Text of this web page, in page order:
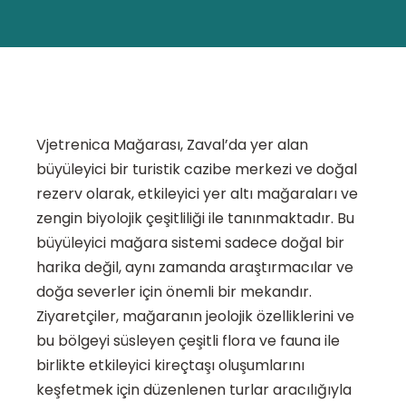
Vjetrenica Mağarası, Zaval’da yer alan
büyüleyici bir turistik cazibe merkezi ve doğal
rezerv olarak, etkileyici yer altı mağaraları ve
zengin biyolojik çeşitliliği ile tanınmaktadır. Bu
büyüleyici mağara sistemi sadece doğal bir
harika değil, aynı zamanda araştırmacılar ve
doğa severler için önemli bir mekandır.
Ziyaretçiler, mağaranın jeolojik özelliklerini ve
bu bölgeyi süsleyen çeşitli flora ve fauna ile
birlikte etkileyici kireçtaşı oluşumlarını
keşfetmek için düzenlenen turlar aracılığıyla